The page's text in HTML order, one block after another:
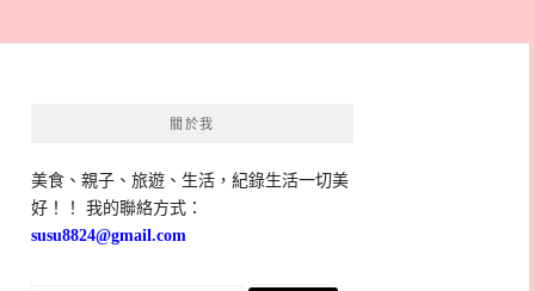
關於我
美食、親子、旅遊、生活，紀錄生活一切美
好！！ 我的聯絡方式：
susu8824@gmail.com